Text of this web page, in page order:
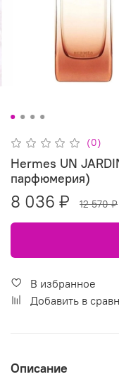
(0)
Hermes UN
парфюмерия)
8 036 ₽ 12 570 ₽
В избранное
Добавить в
Описание